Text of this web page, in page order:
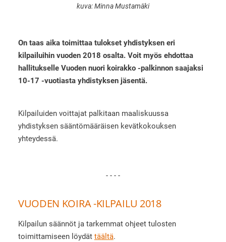
kuva: Minna Mustamäki
On taas aika toimittaa tulokset yhdistyksen eri
kilpailuihin vuoden 2018 osalta. Voit myös ehdottaa
hallitukselle Vuoden nuori koirakko -palkinnon saajaksi
10-17 -vuotiasta yhdistyksen jäsentä.
Kilpailuiden voittajat palkitaan maaliskuussa
yhdistyksen sääntömääräisen kevätkokouksen
yhteydessä.
- - - -
VUODEN KOIRA -KILPAILU 2018
Kilpailun säännöt ja tarkemmat ohjeet tulosten
toimittamiseen löydät täältä.